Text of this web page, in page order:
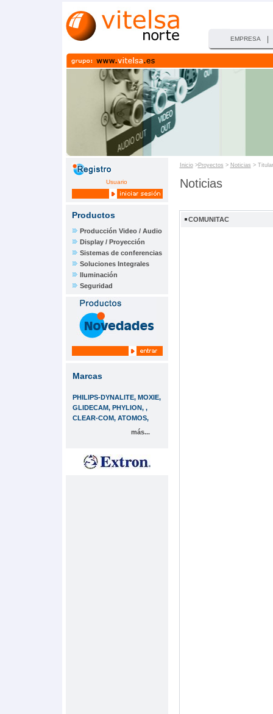
EMPRESA
Usuario
Productos
Producción Video / Audio
Display / Proyección
Sistemas de conferencias
Soluciones Integrales
Iluminación
Seguridad
Marcas
PHILIPS-DYNALITE, MOXIE,
GLIDECAM, PHYLION, ,
CLEAR-COM, ATOMOS,
más...
Inicio>Proyectos > Noticias >
Noticias
COMUNITAC